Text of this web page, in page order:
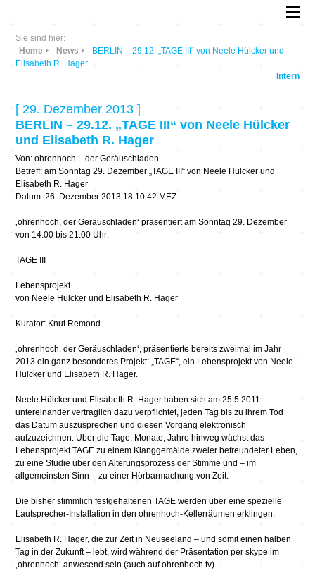
Sie sind hier:
Home
News
BERLIN – 29.12. „TAGE III“ von Neele Hülcker und
Elisabeth R. Hager
Intern
[ 29. Dezember 2013 ]
BERLIN – 29.12. „TAGE III“ von Neele Hülcker
und Elisabeth R. Hager
Von: ohrenhoch – der Geräuschladen
Betreff: am Sonntag 29. Dezember „TAGE III“ von Neele Hülcker und
Elisabeth R. Hager
Datum: 26. Dezember 2013 18:10:42 MEZ
‚ohrenhoch, der Geräuschladen‘ präsentiert am Sonntag 29. Dezember
von 14:00 bis 21:00 Uhr:
TAGE III
Lebensprojekt
von Neele Hülcker und Elisabeth R. Hager
Kurator: Knut Remond
‚ohrenhoch, der Geräuschladen‘, präsentierte bereits zweimal im Jahr
2013 ein ganz besonderes Projekt: „TAGE“, ein Lebensprojekt von Neele
Hülcker und Elisabeth R. Hager.
Neele Hülcker und Elisabeth R. Hager haben sich am 25.5.2011
untereinander vertraglich dazu verpflichtet, jeden Tag bis zu ihrem Tod
das Datum auszusprechen und diesen Vorgang elektronisch
aufzuzeichnen. Über die Tage, Monate, Jahre hinweg wächst das
Lebensprojekt TAGE zu einem Klanggemälde zweier befreundeter Leben,
zu eine Studie über den Alterungsprozess der Stimme und – im
allgemeinsten Sinn – zu einer Hörbarmachung von Zeit.
Die bisher stimmlich festgehaltenen TAGE werden über eine spezielle
Lautsprecher-Installation in den ohrenhoch-Kellerräumen erklingen.
Elisabeth R. Hager, die zur Zeit in Neuseeland – und somit einen halben
Tag in der Zukunft – lebt, wird während der Präsentation per skype im
‚ohrenhoch‘ anwesend sein (auch auf ohrenhoch.tv)